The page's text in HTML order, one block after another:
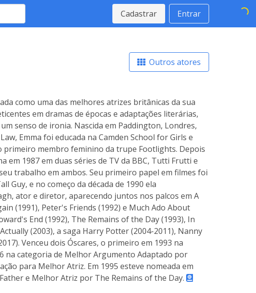
Cadastrar Entrar
Outros atores
como uma das melhores atrizes britânicas da sua
em dramas de épocas e adaptações literárias,
senso de ironia. Nascida em Paddington, Londres,
Emma foi educada na Camden School for Girls e
membro feminino da trupe Footlights. Depois
em 1987 em duas séries de TV da BBC, Tutti Frutti e
trabalho em ambos. Seu primeiro papel em filmes foi
Guy, e no começo da década de 1990 ela
ator e diretor, aparecendo juntos nos palcos em A
(1991), Peter's Friends (1992) e Much Ado About
End (1992), The Remains of the Day (1993), In
(2003), a saga Harry Potter (2004-2011), Nanny
Venceu dois Óscares, o primeiro em 1993 na
na categoria de Melhor Argumento Adaptado por
para Melhor Atriz. Em 1995 esteve nomeada em
e Melhor Atriz por The Remains of the Day.